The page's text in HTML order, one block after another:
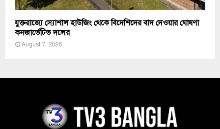
যুক্তরাজ্যে স্যোশাল হাউজিং থেকে বিদেশিদের বাদ দেওয়ার ঘোষণা
কনজার্ভেটিভ দলের
August 7, 2026